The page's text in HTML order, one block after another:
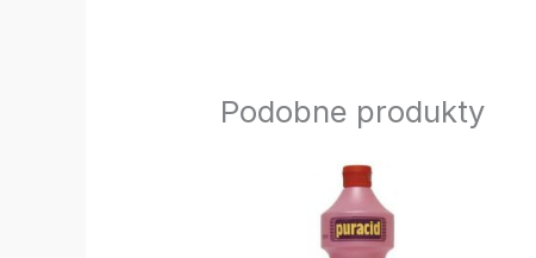
Podobne produkty